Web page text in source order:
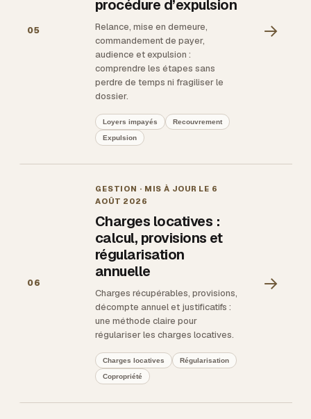
05
procédure d’expulsion
Relance, mise en demeure,
commandement de payer,
audience et expulsion :
comprendre les étapes sans
perdre de temps ni fragiliser le
dossier.
Loyers impayés Recouvrement
Expulsion
→
06
GESTION · MIS À JOUR LE 6
AOÛT 2026
Charges locatives :
calcul, provisions et
régularisation
annuelle
Charges récupérables, provisions,
décompte annuel et justificatifs :
une méthode claire pour
régulariser les charges locatives.
Charges locatives Régularisation
Copropriété
→